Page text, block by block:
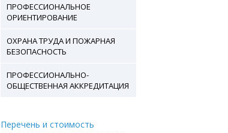
ПРОФЕССИОНАЛЬНОЕ
ОРИЕНТИРОВАНИЕ
ОХРАНА ТРУДА И ПОЖАРНАЯ
БЕЗОПАСНОСТЬ
ПРОФЕССИОНАЛЬНО-
ОБЩЕСТВЕННАЯ АККРЕДИТАЦИЯ
Перечень и стоимость